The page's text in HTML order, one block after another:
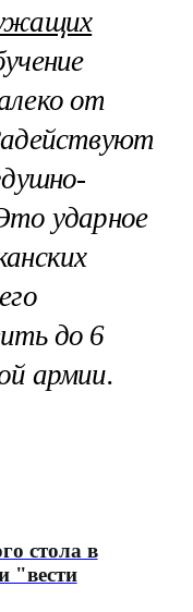
от
ударное
до 6
армии.
стола в
"вести